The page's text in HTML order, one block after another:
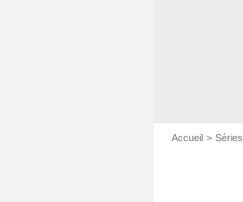
Accueil Séries